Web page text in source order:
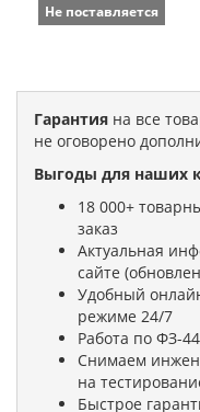
Не поставляется
Гарантия на все
не оговорено
Выгоды для наших
18 000+
заказ
Актуальная
сайте
Удобный
режиме 24/7
Работа по ФЗ-
Снимаем
на
Быстрое